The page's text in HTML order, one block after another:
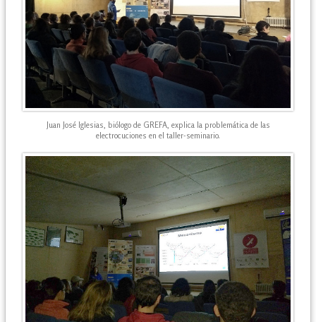
Juan José Iglesias, biólogo de GREFA, explica la problemática de las
electrocuciones en el taller-seminario.